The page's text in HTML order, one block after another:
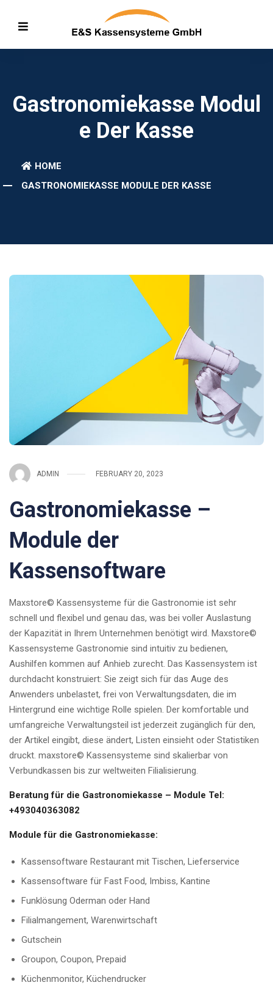
Gastronomiekasse Modul
E Der Kasse
HOME
GASTRONOMIEKASSE MODULE DER KASSE
ADMIN FEBRUARY 20, 2023
Gastronomiekasse –
Module der
Kassensoftware
Maxstore© Kassensysteme für die Gastronomie ist sehr
schnell und flexibel und genau das, was bei voller Auslastung
der Kapazität in Ihrem Unternehmen benötigt wird. Maxstore©
Kassensysteme Gastronomie sind intuitiv zu bedienen,
Aushilfen kommen auf Anhieb zurecht. Das Kassensystem ist
durchdacht konstruiert: Sie zeigt sich für das Auge des
Anwenders unbelastet, frei von Verwaltungsdaten, die im
Hintergrund eine wichtige Rolle spielen. Der komfortable und
umfangreiche Verwaltungsteil ist jederzeit zugänglich für den,
der Artikel eingibt, diese ändert, Listen einsieht oder Statistiken
druckt. maxstore© Kassensysteme sind skalierbar von
Verbundkassen bis zur weltweiten Filialisierung.
Beratung für die Gastronomiekasse – Module Tel:
+493040363082
Module für die Gastronomiekasse:
Kassensoftware Restaurant mit Tischen, Lieferservice
Kassensoftware für Fast Food, Imbiss, Kantine
Funklösung Oderman oder Hand
Filialmangement, Warenwirtschaft
Gutschein
Groupon, Coupon, Prepaid
Küchenmonitor, Küchendrucker